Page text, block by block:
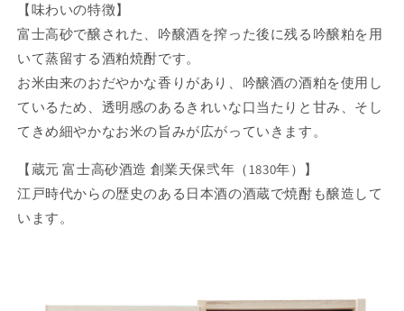
【味わいの特徴】
富士高砂で醸された、吟醸酒を搾った後に残る吟醸粕を用
いて蒸留する酒粕焼酎です。
お米由来のおだやかな香りがあり、吟醸酒の酒粕を使用し
ているため、透明感のあるきれいな口当たりと甘み、そし
てきめ細やかなお米の旨みが広がっていきます。
【蔵元 富士高砂酒造 創業天保弐年（1830年）】
江戸時代からの歴史のある日本酒の酒蔵で焼酎も醸造して
います。